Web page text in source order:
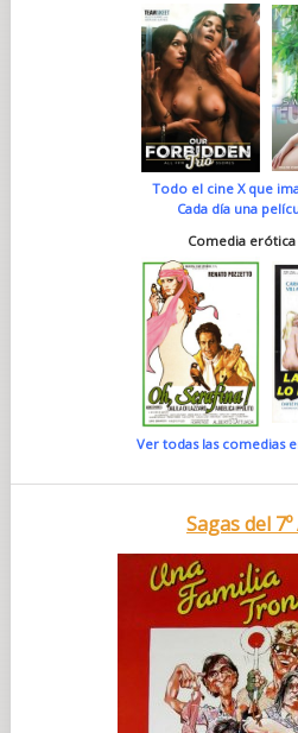
Todo el cine X que
Cada día una
Comedia erótica
Ver todas las comedias
Sagas del 7º